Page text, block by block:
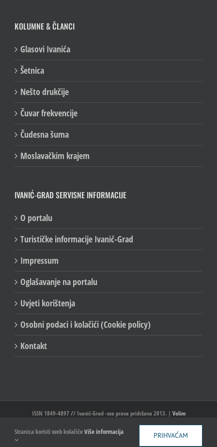
Šetnica
Nešto drukčije
Čuvar frekvencije
Čudesna šuma
Moslavačkim krajem
Turističke informacije Ivanić-Grad
Impressum
Oglašavanje na portalu
Uvjeti korištenja
Osobni podaci i kolačići (Cookie policy)
Kontakt
ISSN 1849-4897 // Ivanić-Grad -sva prava pridržana 2013. |Volim
Ivanić//Ivanić-Grad
Facebook YouTube
Email
Stranica koristi web kolačićeViše informacija PRIHVAĆAM